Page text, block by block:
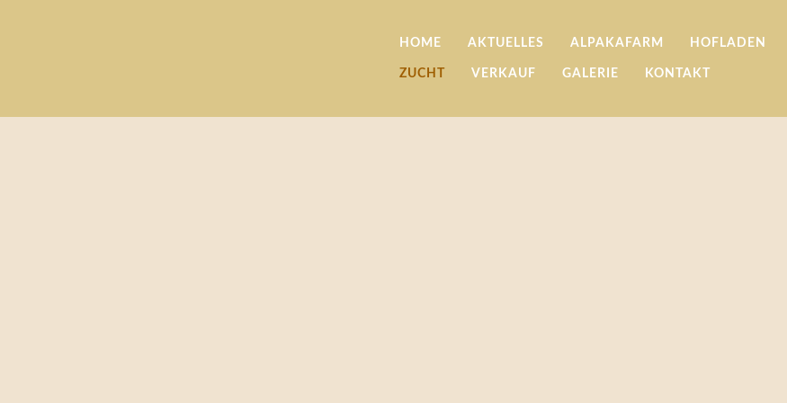
HOME AKTUELLES ALPAKAFARM HOFLADEN
ZUCHT VERKAUF GALERIE KONTAKT